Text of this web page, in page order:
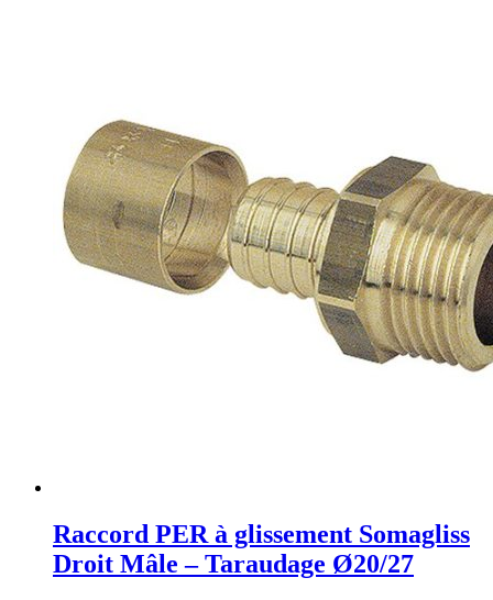
Raccord PER à glissement Somagliss
Droit Mâle – Taraudage Ø20/27